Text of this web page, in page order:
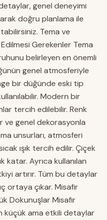
genel deneyimi
doğru planlama ile
Tema ve
Gerekenler Tema
ruhunu belirleyen en önemli
genel atmosferiyle
bir düğünde eski tip
Modern bir
tercih edilebilir. Renk
genel dekorasyonla
unsurları, atmosferi
ışık tercih edilir. Çiçek
katar. Ayrıca kullanılan
artırır. Tüm bu detaylar
ortaya çıkar. Misafir
Dokunuşlar Misafir
küçük ama etkili detaylar